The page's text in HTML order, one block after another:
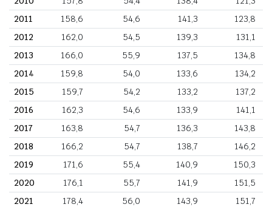
2011
158,6 54,6 141,3
123,8
2012
162,0 54,5 139,3
131,1
2013
166,0 55,9 137,5
134,8
2014
159,8 54,0 133,6
134,2
2015
159,7 54,2 133,2
137,2
2016
162,3 54,6 133,9
141,1
2017
163,8 54,7 136,3
143,8
2018
166,2 54,7 138,7
146,2
2019
171,6 55,4 140,9
150,3
2020
176,1 55,7 141,9
151,5
2021
178,4 56,0 143,9
151,7